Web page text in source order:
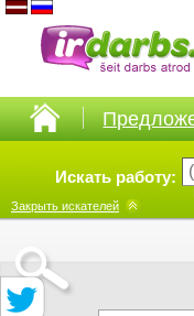
Искать работу:
Закрыть искателей